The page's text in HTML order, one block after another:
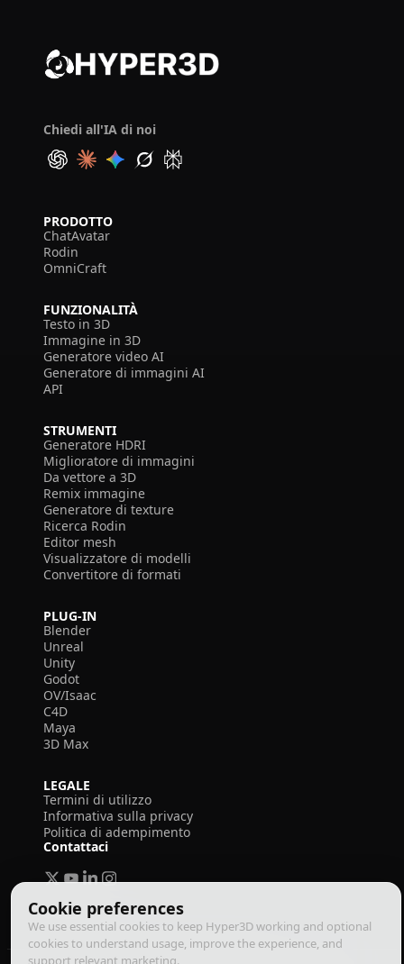
Cookie preferences
We use essential cookies to keep Hyper3D working and optional
cookies to understand usage, improve the experience, and
support relevant marketing.
Chiedi all'IA di noi
PRODOTTO
ChatAvatar
Rodin
OmniCraft
FUNZIONALITÀ
Testo in 3D
Immagine in 3D
Generatore video AI
Generatore di immagini AI
API
STRUMENTI
Generatore HDRI
Miglioratore di immagini
Da vettore a 3D
Remix immagine
Generatore di texture
Ricerca Rodin
Editor mesh
Visualizzatore di modelli
Convertitore di formati
PLUG-IN
Blender
Unreal
Unity
Godot
OV/Isaac
C4D
Maya
3D Max
LEGALE
Termini di utilizzo
Informativa sulla privacy
Politica di adempimento
Contattaci